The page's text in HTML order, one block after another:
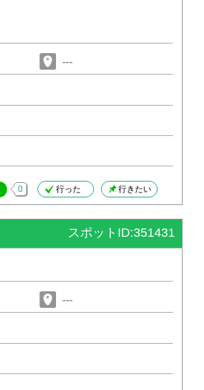
---
0 行った 行きたい
スポットID:351431
---